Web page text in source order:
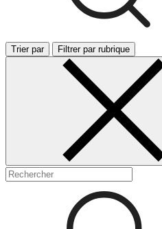
Trier par Filtrer par rubrique